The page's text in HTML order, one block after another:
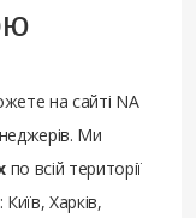
на сайті NA
Ми
по всій території
Харків,